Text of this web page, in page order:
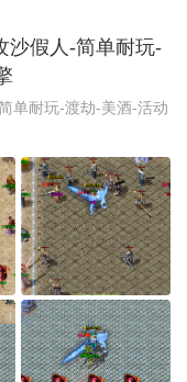
沙假人-简单耐玩-
单耐玩-渡劫-美酒-活动